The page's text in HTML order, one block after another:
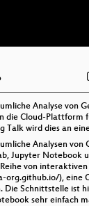
Analyse von
die Cloud-
wird dies an
Analysen von
Jupyter Notebook
von
org.github.io/), eine
Die Schnittstelle ist
sehr einfach